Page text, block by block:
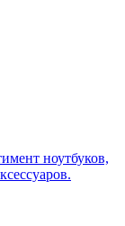
ноутбуков,